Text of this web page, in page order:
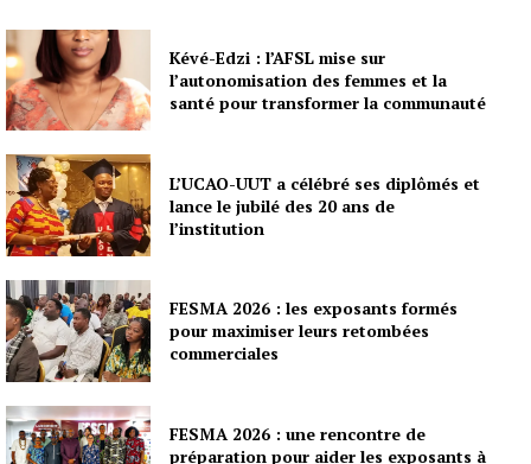
Kévé-Edzi : l’AFSL mise sur
l’autonomisation des femmes et la
santé pour transformer la communauté
L’UCAO-UUT a célébré ses diplômés et
lance le jubilé des 20 ans de
l’institution
FESMA 2026 : les exposants formés
pour maximiser leurs retombées
commerciales
FESMA 2026 : une rencontre de
préparation pour aider les exposants à